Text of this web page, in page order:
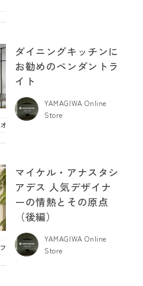
オリジナル照明
ダイニングキッチンに
お勧めのペンダントラ
イト
YAMAGIWA Online
Store
フロス ブランドコンテンツ
マイケル・アナスタシ
アデス 人気デザイナ
ーの情熱とその原点
（後編）
YAMAGIWA Online
Store